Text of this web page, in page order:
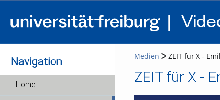
Navigation
Home
Medien ZEIT für X -
ZEIT für X -